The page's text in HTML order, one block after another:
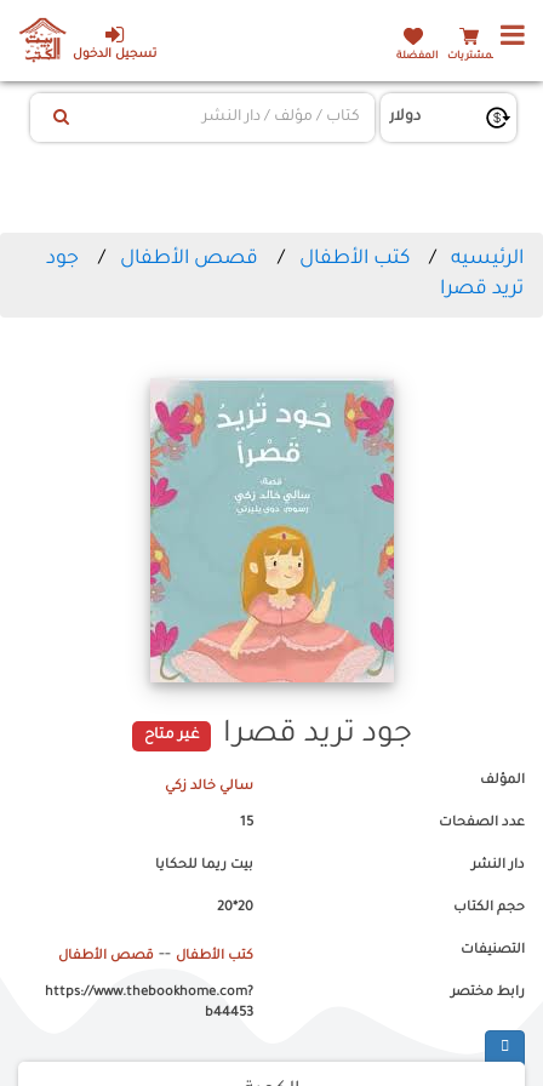
تسجيل الدخول المشتريات المفضلة
الرئيسيه كتب الأطفال قصص الأطفال
جود
تريد قصرا
جود تريد قصرا غير متاح
المؤلف سالي خالد زكي
عدد الصفحات 15
دار النشر بيت ريما للحكايا
حجم الكتاب 20*20
التصنيفات كتب الأطفال -- قصص الأطفال
رابط مختصر
https://www.thebookhome.com?
b44453